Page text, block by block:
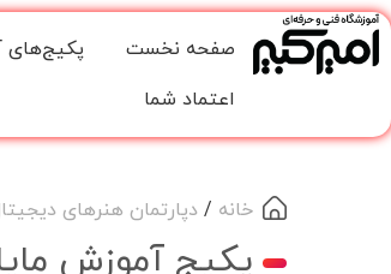
صفحه نخست پکیج‌های
اعتماد شما
خانه / دپارتمان هنرهای
پکیج آموزش